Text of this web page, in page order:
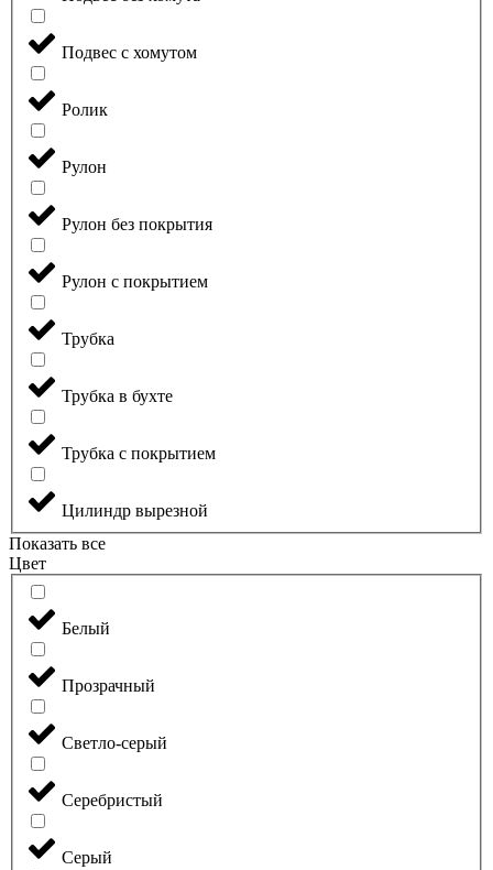
Подвес с хомутом
Ролик
Рулон
Рулон без покрытия
Рулон с покрытием
Трубка
Трубка в бухте
Трубка с покрытием
Цилиндр вырезной
Показать все
Цвет
Белый
Прозрачный
Светло-серый
Серебристый
Серый